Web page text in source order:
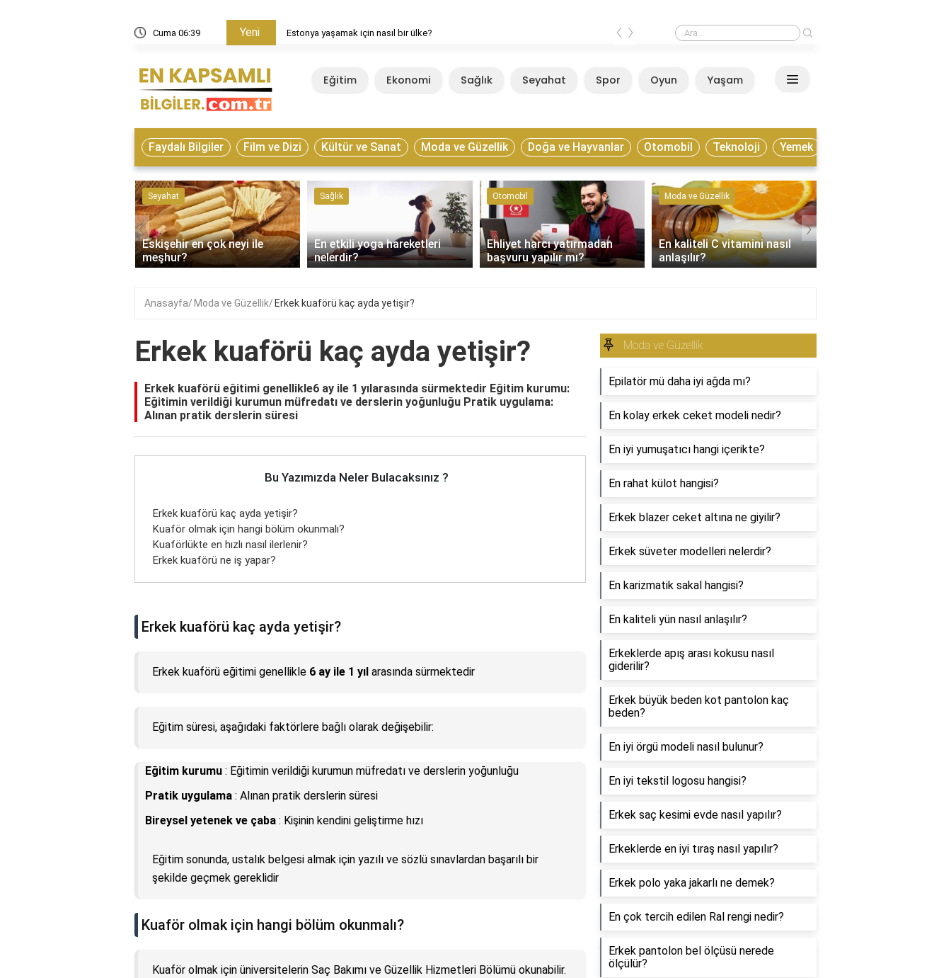
Cuma 06:39 Yeni Estonya yaşamak için nasıl bir ülke? Estonya yaşamak için nasıl bir ülke?
‹ ›
Eğitim Ekonomi Sağlık Seyahat Spor Oyun Yaşam
Faydalı Bilgiler Film ve Dizi Kültür ve Sanat Moda ve Güzellik Doğa ve Hayvanlar Otomobil Teknoloji Yemek
Seyahat
Eskişehir en çok neyi ile
meşhur?
Sağlık
En etkili yoga hareketleri
nelerdir?
Otomobil
Ehliyet harcı yatırmadan
başvuru yapılır mı?
Moda ve Güzellik
En kaliteli C vitamini nasıl
anlaşılır?
‹ ›
Anasayfa Moda ve Güzellik Erkek kuaförü kaç ayda yetişir?
Erkek kuaförü kaç ayda yetişir?
Erkek kuaförü eğitimi genellikle6 ay ile 1 yılarasında sürmektedir Eğitim kurumu:
Eğitimin verildiği kurumun müfredatı ve derslerin yoğunluğu Pratik uygulama:
Alınan pratik derslerin süresi
Bu Yazımızda Neler Bulacaksınız ?
Erkek kuaförü kaç ayda yetişir?
Kuaför olmak için hangi bölüm okunmalı?
Kuaförlükte en hızlı nasıl ilerlenir?
Erkek kuaförü ne iş yapar?
Erkek kuaförü kaç ayda yetişir?
Erkek kuaförü eğitimi genellikle 6 ay ile 1 yıl arasında sürmektedir
Eğitim süresi, aşağıdaki faktörlere bağlı olarak değişebilir:
Eğitim kurumu : Eğitimin verildiği kurumun müfredatı ve derslerin yoğunluğu
Pratik uygulama : Alınan pratik derslerin süresi
Bireysel yetenek ve çaba : Kişinin kendini geliştirme hızı
Eğitim sonunda, ustalık belgesi almak için yazılı ve sözlü sınavlardan başarılı bir
şekilde geçmek gereklidir
Kuaför olmak için hangi bölüm okunmalı?
Kuaför olmak için üniversitelerin Saç Bakımı ve Güzellik Hizmetleri Bölümü okunabilir.
Moda ve Güzellik
Epilatör mü daha iyi ağda mı?
En kolay erkek ceket modeli nedir?
En iyi yumuşatıcı hangi içerikte?
En rahat külot hangisi?
Erkek blazer ceket altına ne giyilir?
Erkek süveter modelleri nelerdir?
En karizmatik sakal hangisi?
En kaliteli yün nasıl anlaşılır?
Erkeklerde apış arası kokusu nasıl
giderilir?
Erkek büyük beden kot pantolon kaç
beden?
En iyi örgü modeli nasıl bulunur?
En iyi tekstil logosu hangisi?
Erkek saç kesimi evde nasıl yapılır?
Erkeklerde en iyi tıraş nasıl yapılır?
Erkek polo yaka jakarlı ne demek?
En çok tercih edilen Ral rengi nedir?
Erkek pantolon bel ölçüsü nerede
ölçülür?